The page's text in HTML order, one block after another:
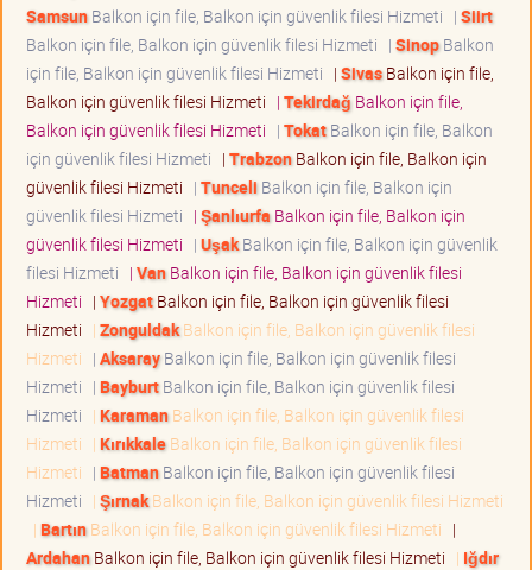
SamsunBalkon için file, Balkon için güvenlik filesi Hizmeti | Siirt
Balkon için file, Balkon için güvenlik filesi Hizmeti | SinopBalkon
için file, Balkon için güvenlik filesi Hizmeti | SivasBalkon için file,
Balkon için güvenlik filesi Hizmeti | Tekirdağ Balkon için file,
Balkon için güvenlik filesi Hizmeti | TokatBalkon için file, Balkon
için güvenlik filesi Hizmeti | TrabzonBalkon için file, Balkon için
güvenlik filesi Hizmeti | Tunceli Balkon için file, Balkon için
güvenlik filesi Hizmeti | Şanlıurfa Balkon için file, Balkon için
güvenlik filesi Hizmeti | UşakBalkon için file, Balkon için güvenlik
filesi Hizmeti | VanBalkon için file, Balkon için güvenlik filesi
Hizmeti | YozgatBalkon için file, Balkon için güvenlik filesi
Hizmeti | ZonguldakBalkon için file, Balkon için güvenlik filesi
Hizmeti | AksarayBalkon için file, Balkon için güvenlik filesi
Hizmeti | BayburtBalkon için file, Balkon için güvenlik filesi
Hizmeti | KaramanBalkon için file, Balkon için güvenlik filesi
Hizmeti | KırıkkaleBalkon için file, Balkon için güvenlik filesi
Hizmeti | BatmanBalkon için file, Balkon için güvenlik filesi
Hizmeti | ŞırnakBalkon için file, Balkon için güvenlik filesi Hizmeti
| BartınBalkon için file, Balkon için güvenlik filesi Hizmeti |
ArdahanBalkon için file, Balkon için güvenlik filesi Hizmeti | Iğdır